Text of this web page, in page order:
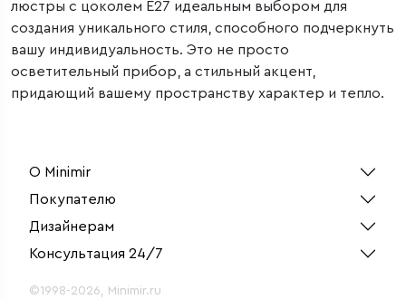
люстры с цоколем E27 идеальным выбором для
создания уникального стиля, способного подчеркнуть
вашу индивидуальность. Это не просто
осветительный прибор, а стильный акцент,
придающий вашему пространству характер и тепло.
О Minimir
Покупателю
Дизайнерам
Консультация 24/7
©1998-2026, Minimir.ru